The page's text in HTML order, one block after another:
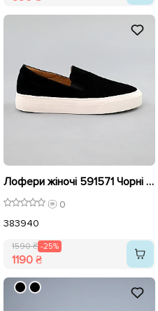
Лофери жіночі 591571 Чорні розпродаж
0
383940
1590 ₴ -25%
1190 ₴